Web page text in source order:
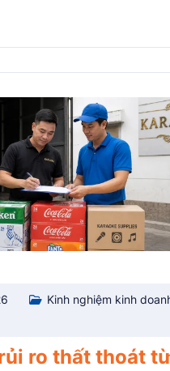
Kinh nghiệm kinh
ro thất thoát